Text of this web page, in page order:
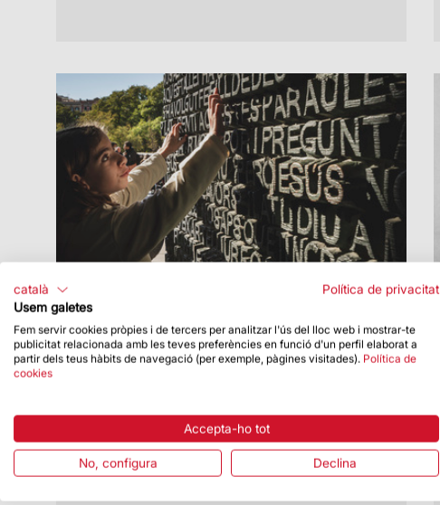
Data de publicació 29/07/24
noves propostes per al curs vinent
Té per objectiu donar a conèixer la figura
i l’obra de Gaudí
català
Política de privacitat
Usem galetes
Fem servir cookies pròpies i de tercers per analitzar l'ús del lloc web i mostrar-te
publicitat relacionada amb les teves preferències en funció d'un perfil elaborat a
partir dels teus hàbits de navegació (per exemple, pàgines visitades). Política de
cookies
Accepta-ho tot
No, configura Declina